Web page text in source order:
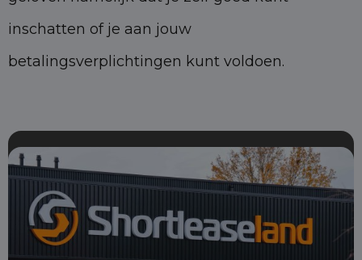
inschatten of je aan jouw
betalingsverplichtingen kunt voldoen.